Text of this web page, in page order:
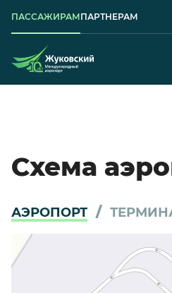
ПАССАЖИРАМПАРТНЕРАМ
Схема
АЭРОПОРТ
Жуковский
Яндекс Карты — транспорт,